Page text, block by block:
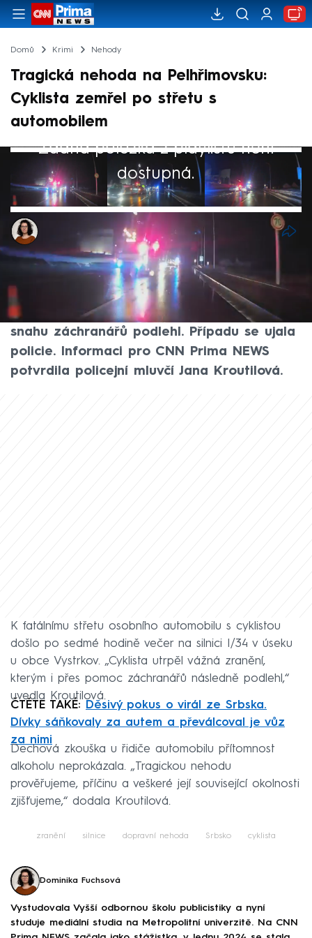
Domů Krimi Nehody
Tragická nehoda na Pelhřimovsku:
Cyklista zemřel po střetu s
automobilem
Žádná položka z playlistu není
dostupná.
Dominika Fuchsová
14. led 2026, 22:05
K tragické nehodě došlo ve středu večer na
Pelhřimovsku. Po střetu s osobním autem
utrpěl cyklista vážná zranění, kterým i přes
snahu záchranářů podlehl. Případu se ujala
policie. Informaci pro CNN Prima NEWS
potvrdila policejní mluvčí Jana Kroutilová.
K fatálnímu střetu osobního automobilu s cyklistou
došlo po sedmé hodině večer na silnici I/34 v úseku
u obce Vystrkov. „Cyklista utrpěl vážná zranění,
kterým i přes pomoc záchranářů následně podlehl,“
uvedla Kroutilová.
ČTĚTE TAKÉ:
Děsivý pokus o virál ze Srbska.
Dívky sáňkovaly za autem a převálcoval je vůz
za nimi
Dechová zkouška u řidiče automobilu přítomnost
alkoholu neprokázala. „Tragickou nehodu
prověřujeme, příčinu a veškeré její související okolnosti
zjišťujeme,“ dodala Kroutilová.
zranění silnice dopravní nehoda Srbsko cyklista
Dominika Fuchsová
Vystudovala Vyšší odbornou školu publicistiky a nyní
studuje mediální studia na Metropolitní univerzitě. Na CNN